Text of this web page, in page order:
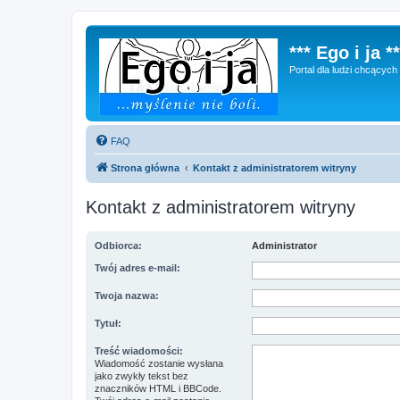
*** Ego i ja
Portal dla ludzi chcących
FAQ
Strona główna Kontakt z administratorem witryny
Kontakt z administratorem witryny
Odbiorca: Administrator
Twój adres e-mail:
Twoja nazwa:
Tytuł:
Treść wiadomości:
Wiadomość zostanie wysłana
jako zwykły tekst bez
znaczników HTML i BBCode.